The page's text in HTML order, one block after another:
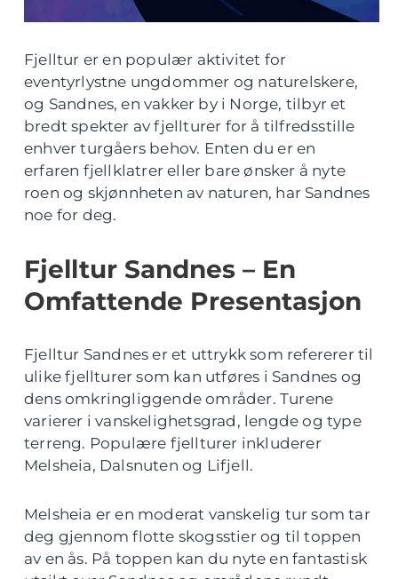
Fjelltur er en populær aktivitet for
eventyrlystne ungdommer og naturelskere,
og Sandnes, en vakker by i Norge, tilbyr et
bredt spekter av fjellturer for å tilfredsstille
enhver turgåers behov. Enten du er en
erfaren fjellklatrer eller bare ønsker å nyte
roen og skjønnheten av naturen, har Sandnes
noe for deg.
Fjelltur Sandnes – En
Omfattende Presentasjon
Fjelltur Sandnes er et uttrykk som refererer til
ulike fjellturer som kan utføres i Sandnes og
dens omkringliggende områder. Turene
varierer i vanskelighetsgrad, lengde og type
terreng. Populære fjellturer inkluderer
Melsheia, Dalsnuten og Lifjell.
Melsheia er en moderat vanskelig tur som tar
deg gjennom flotte skogsstier og til toppen
av en ås. På toppen kan du nyte en fantastisk